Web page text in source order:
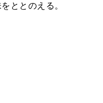
ととのえる。